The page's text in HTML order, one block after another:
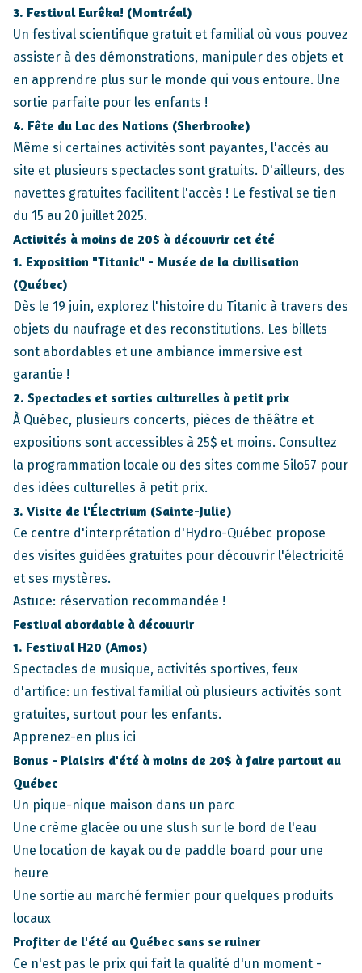
3. Festival Eurêka! (Montréal)
Un festival scientifique gratuit et familial où vous pouvez
assister à des démonstrations, manipuler des objets et
en apprendre plus sur le monde qui vous entoure. Une
sortie parfaite pour les enfants !
4. Fête du Lac des Nations (Sherbrooke)
Même si certaines activités sont payantes, l'accès au
site et plusieurs spectacles sont gratuits. D'ailleurs, des
navettes gratuites facilitent l'accès ! Le festival se tien
du 15 au 20 juillet 2025.
Activités à moins de 20$ à découvrir cet été
1. Exposition "Titanic" - Musée de la civilisation
(Québec)
Dès le 19 juin, explorez l'histoire du Titanic à travers des
objets du naufrage et des reconstitutions. Les billets
sont abordables et une ambiance immersive est
garantie !
2. Spectacles et sorties culturelles à petit prix
À Québec, plusieurs concerts, pièces de théâtre et
expositions sont accessibles à 25$ et moins. Consultez
la programmation locale ou des sites comme Silo57 pour
des idées culturelles à petit prix.
3. Visite de l'Électrium (Sainte-Julie)
Ce centre d'interprétation d'Hydro-Québec propose
des visites guidées gratuites pour découvrir l'électricité
et ses mystères.
Astuce: réservation recommandée !
Festival abordable à découvrir
1. Festival H20 (Amos)
Spectacles de musique, activités sportives, feux
d'artifice: un festival familial où plusieurs activités sont
gratuites, surtout pour les enfants.
Apprenez-en plus ici
Bonus - Plaisirs d'été à moins de 20$ à faire partout au
Québec
Un pique-nique maison dans un parc
Une crème glacée ou une slush sur le bord de l'eau
Une location de kayak ou de paddle board pour une
heure
Une sortie au marché fermier pour quelques produits
locaux
Profiter de l'été au Québec sans se ruiner
Ce n'est pas le prix qui fait la qualité d'un moment -